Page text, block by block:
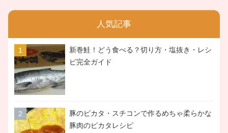
人気記事
新巻鮭！どう食べる？切り方・塩抜き・レシ
ピ完全ガイド
豚のピカタ・スチコンで作るめちゃ柔らかな
豚肉のピカタレシピ